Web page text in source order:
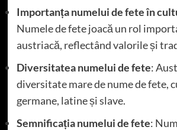
Importanța numelui de fete în
Numele de fete joacă un rol
austriacă, reflectând valorile și
Diversitatea numelui de fete:
diversitate mare de nume de fete,
germane, latine și slave.
Semnificația numelui de fete: